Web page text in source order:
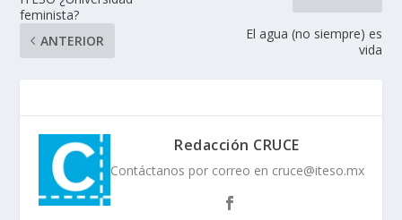
feminista?
ANTERIOR
El agua (no siempre) es
vida
Redacción CRUCE
Contáctanos por correo en cruce@iteso.mx